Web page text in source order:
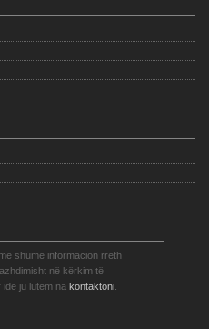
shumë informacion rreth
në kërkim të
ju lutem na kontaktoni